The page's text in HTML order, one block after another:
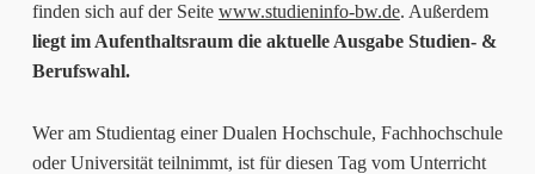
finden sich auf der Seite www.studieninfo-bw.de. Außerdem
liegt im Aufenthaltsraum die aktuelle Ausgabe Studien- &
Berufswahl.
Wer am Studientag einer Dualen Hochschule, Fachhochschule
oder Universität teilnimmt, ist für diesen Tag vom Unterricht